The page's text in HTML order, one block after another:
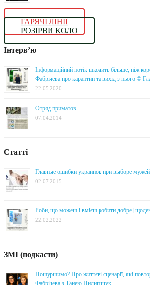
ГАРЯЧІ ЛІНІЇ
РОЗІРВИ КОЛО
Інтерв’ю
Інформаційний потік шкодить більше, ніж
Фабрічева про карантин та вихід з нього ©
22.05.2020
Отряд приматов
07.04.2014
Статті
Главные ошибки украинок при выборе
02.07.2015
Роби, що можеш і вмієш робити добре
22.02.2022
ЗМІ (подкасти)
Пошуршимо? Про життєві сценарії, які
Фабрічева з Танею Пилипччук